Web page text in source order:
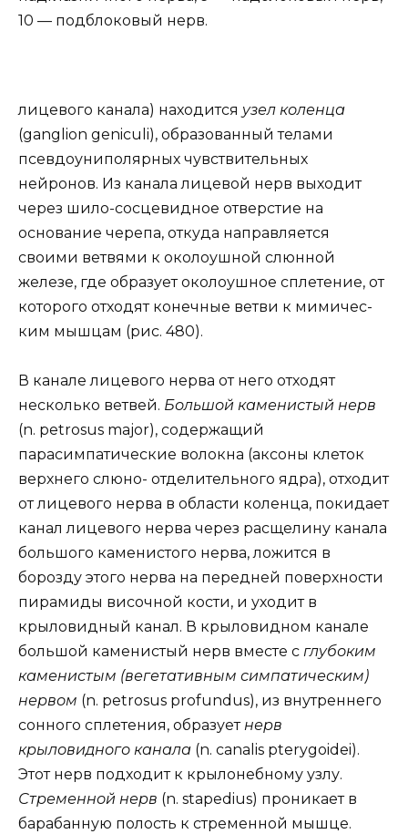
10 — подблоковый нерв.
лицевого канала) находится узел коленца
(ganglion geniculi), образованный телами
псевдоуниполярных чувствительных
нейронов. Из канала лицевой нерв выходит
через шило-сосцевидное отверстие на
основание черепа, откуда направляется
своими ветвями к околоушной слюнной
железе, где образует околоушное сплетение, от
которого отходят конечные ветви к мимичес-
ким мышцам (рис. 480).
В канале лицевого нерва от него отходят
несколько ветвей. Большой каменистый нерв
(n. petrosus major), содержащий
парасимпатические волокна (аксоны клеток
верхнего слюно- отделительного ядра), отходит
от лицевого нерва в области коленца, покидает
канал лицевого нерва через расщелину канала
большого каменистого нерва, ложится в
борозду этого нерва на передней поверхности
пирамиды височной кости, и уходит в
крыловидный канал. В крыловидном канале
большой каменистый нерв вместе с глубоким
каменистым (вегетативным симпатическим)
нервом (n. petrosus profundus), из внутреннего
сонного сплетения, образуетнерв
крыловидного канала (n. canalis pterygoidei).
Этот нерв подходит к крылонебному узлу.
Стременной нерв (n. stapedius) проникает в
барабанную полость к стременной мышце.